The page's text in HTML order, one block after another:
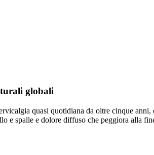
globali
quasi quotidiana da oltre cinque
e spalle e dolore diffuso che peggiora alla